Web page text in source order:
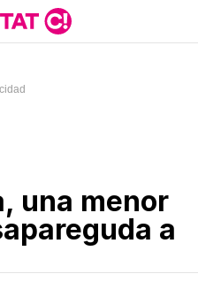
una menor
a